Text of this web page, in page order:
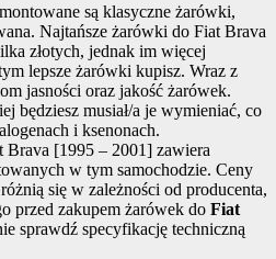
są klasyczne żarówki,
Najtańsze żarówki do Fiat Brava
złotych, jednak im więcej
lepsze żarówki kupisz. Wraz z
jasności oraz jakość żarówek.
będziesz musiał/a je wymieniać, co
i ksenonach.
Brava [1995 – 2001] zawiera
w tym samochodzie. Ceny
się w zależności od producenta,
przed zakupem żarówek do Fiat
sprawdź specyfikację techniczną